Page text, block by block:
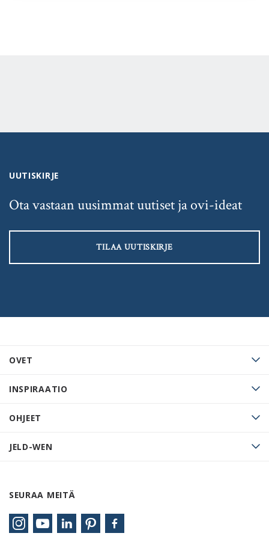
OVET
INSPIRAATIO
OHJEET
JELD-WEN
SEURAA MEITÄ
UUTISKIRJE
Ota vastaan uusimmat uutiset ja ovi-ideat
TILAA UUTISKIRJE